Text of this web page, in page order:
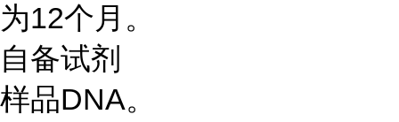
为12个月。
自备试剂
样品DNA。